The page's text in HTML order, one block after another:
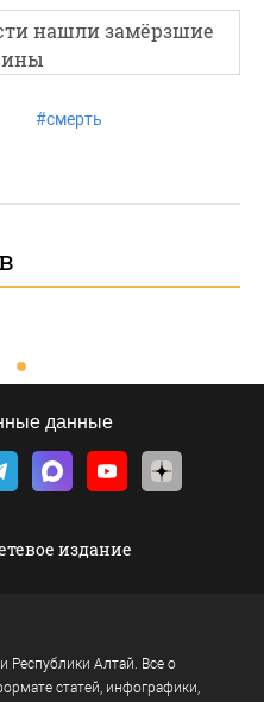
нашли замёрзшие
#смерть
данные
издание
Республики Алтай. Все о
статей, инфографики,